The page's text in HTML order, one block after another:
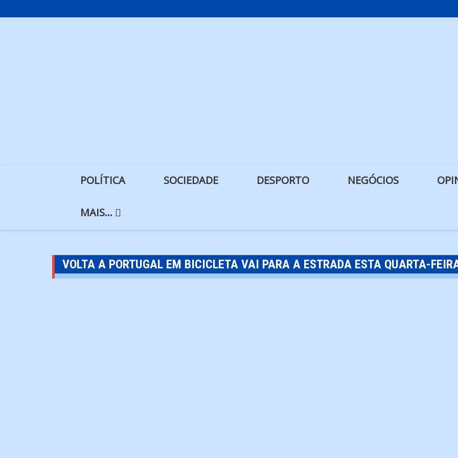
to
POLÍTICA SOCIEDADE DESPORTO NEGÓCIOS
MAIS…
VOLTA A PORTUGAL EM BICICLETA VAI PARA A ESTRADA ESTA QUARTA-